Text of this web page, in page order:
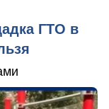
ГТО в